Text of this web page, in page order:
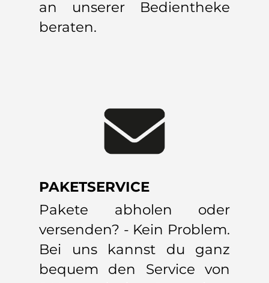
an unserer Bedientheke
beraten.
PAKETSERVICE
Pakete abholen oder
versenden? - Kein Problem.
Bei uns kannst du ganz
bequem den Service von